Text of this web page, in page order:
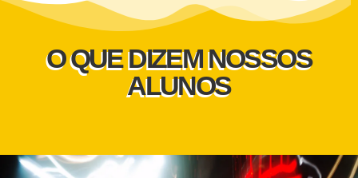
O QUE DIZEM NOSSOS
ALUNOS